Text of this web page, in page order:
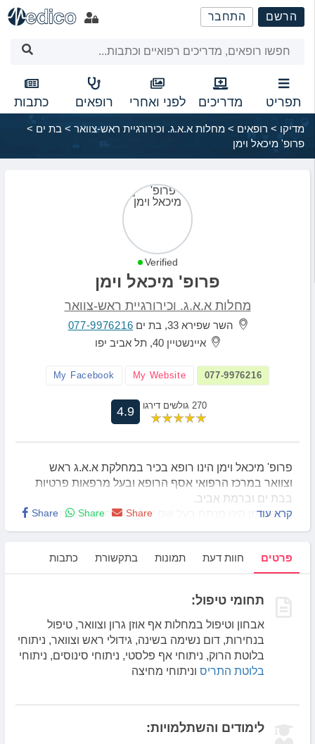
שִׂים
לֵב:
מַעֲרֶכֶת
נָגִישׁ
בִּקְלִיק
הַמְּסַיַּעַת
לִנְגִישׁוּת
הָאֲתָר.
הרשם התחבר
תפריט מדריכים לפני ואחרי רופאים כתבות
מדיקו > רופאים > מחלות א.א.ג. וכירורגיית ראש-צוואר > בת ים >
פרופ' מיכאל וימן
Verified
פרופ' מיכאל וימן
מחלות א.א.ג. וכירורגיית ראש-צוואר
השר שפירא 33, בת ים
077-9976216
איינשטיין 40, תל אביב יפו
077-9976216
My Website
My Facebook
270 גולשים דירגו 4.9
פרופ' מיכאל וימן הינו רופא בכיר במחלקת א.א.ג ראש
וצוואר במרכז הרפואי אסף הרופא ובעל מרפאות פרטיות
בבת ים וברמת אביב.
פרופ' וימן הינו מנתח בעל שם עולמי בתחום מחלות אף אוזן
גרון ומחלות ראש וצוואר, מבצע את הניתוחים במרכזים
רמת אביב.
פרופ' וימן פרסם מעל 100 מאמרים בספרות העולמית
כמו כן, מעניק חוות דעת שנייה, חוות דעת לבתי משפט ועוד.
Share Share Share קרא עוד
פרטים חוות דעת תמונות בתקשורת כתבות
תחומי טיפול:
אבחון וטיפול במחלות אף אוזן גרון וצוואר, טיפול
בנחירות, דום נשימה בשינה, גידולי ראש וצוואר, ניתוחי
בלוטת הרוק, ניתוחי אף פלסטי, ניתוחי סינוסים, ניתוחי
בלוטת התריס וניתוחי מחיצה
לימודים והשתלמויות: